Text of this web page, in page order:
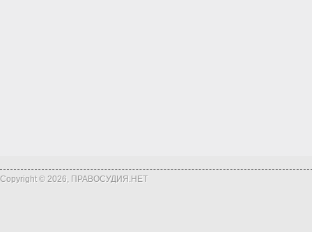
Copyright © 2026, ПРАВОСУДИЯ.НЕТ